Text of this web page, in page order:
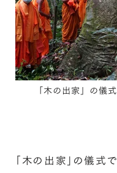
「木の出家」の儀
「木の出家」の儀式